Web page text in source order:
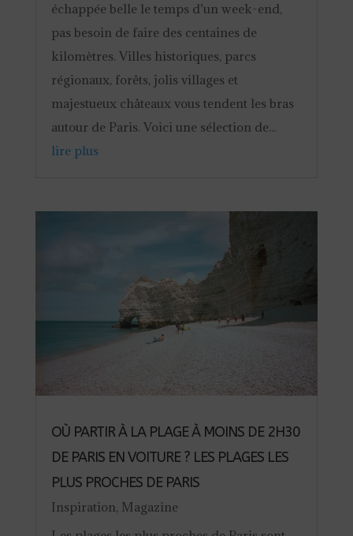
échappée belle le temps d’un week-end,
pas besoin de faire des centaines de
kilomètres. Villes historiques, parcs
régionaux, forêts, jolis villages et
majestueux châteaux vous tendent les bras
autour de Paris. Voici une sélection de...
lire plus
OÙ PARTIR À LA PLAGE À MOINS DE 2H30
DE PARIS EN VOITURE ? LES PLAGES LES
PLUS PROCHES DE PARIS
Inspiration, Magazine